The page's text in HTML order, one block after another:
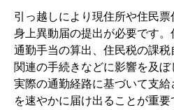
引っ越しにより現住所や住民票
身上異動届の提出が必要です
通勤手当の算出、住民税の課
関連の手続きなどに影響を及
実際の通勤経路に基づいて支
を速やかに届け出ることが重